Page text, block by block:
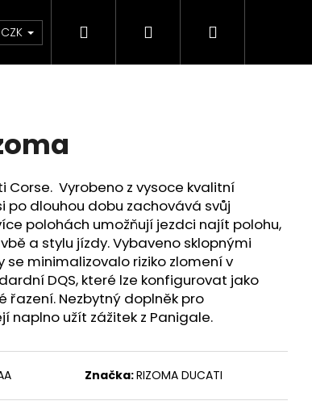
Díly Doplňky a předměty
CZK Hledat PřihlášeníNákupní
Corse. Vyrobeno z vysoce kvalitní
po dlouhou dobu zachovává svůj
polohách umožňují jezdci najít polohu,
a stylu jízdy. Vybaveno sklopnými
minimalizovalo riziko zlomení v
DQS, které lze konfigurovat jako
Nezbytný doplněk pro
naplno užít zážitek z Panigale.
Značka:RIZOMA DUCATI
ČERNÉ